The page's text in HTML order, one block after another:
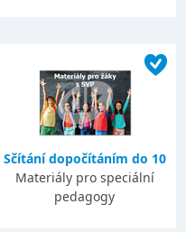
Sčítání dopočítáním do 10
Materiály pro speciální
pedagogy